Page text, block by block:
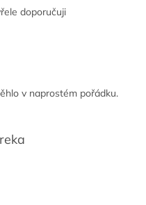
doporučuji
v naprostém pořádku.